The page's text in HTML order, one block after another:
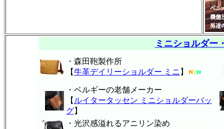
ミニショルダー
・森田鞄製作所
【牛革デイリーショルダー ミニ 】
・ベルギーの老舗メーカー
【 ルイタータッセン ミニショルダーバッ
グ】
・光沢感溢れるアニリン染め